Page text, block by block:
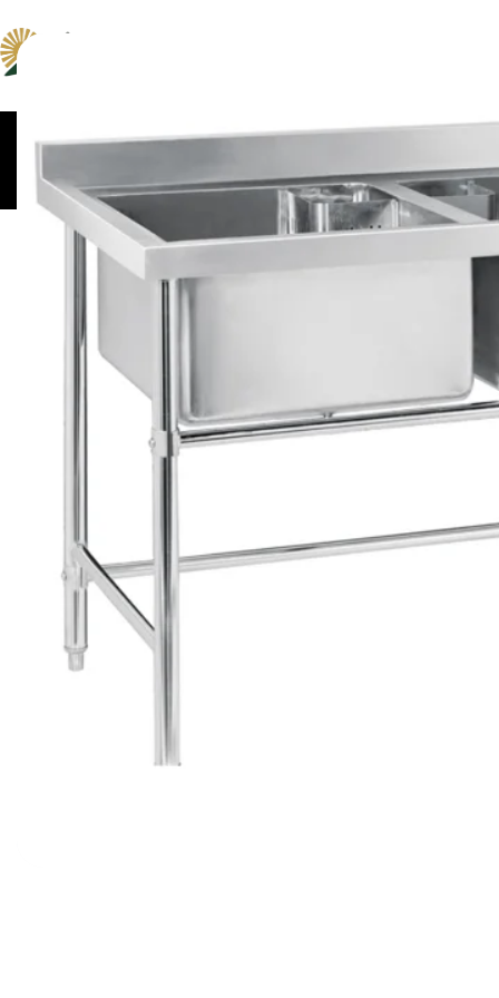
მაცივრებიცომსაზელები და
ღუმელები